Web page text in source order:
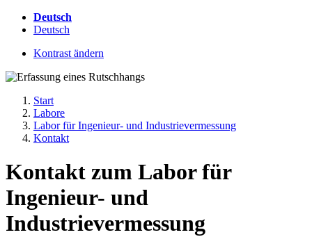
Deutsch
Deutsch
Kontrast ändern
Start
Labore
Labor für Ingenieur- und Industrievermessung
Kontakt
Kontakt zum Labor für
Ingenieur- und
Industrievermessung